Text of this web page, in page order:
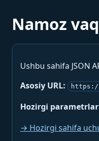
Namoz
Ushbu sahifa JSON
Asosiy URL:
Hozirgi
→ Hozirgi sahifa